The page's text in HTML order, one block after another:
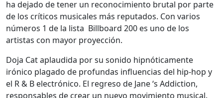
ha dejado de tener un reconocimiento brutal por parte
de los críticos musicales más reputados. Con varios
números 1 de la lista Billboard 200 es uno de los
artistas con mayor proyección.
Doja Cat aplaudida por su sonido hipnóticamente
irónico plagado de profundas influencias del hip-hop y
el R & B electrónico. El regreso de Jane ‘s Addiction,
responsables de crear un nuevo movimiento musical.